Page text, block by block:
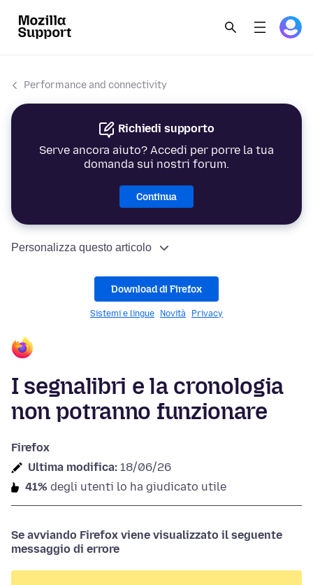
Performance and connectivity
Richiedi supporto
Serve ancora aiuto? Accedi per porre la tua
domanda sui nostri forum.
Continua
Personalizza questo articolo
Download di Firefox
Sistemi e lingue Novità Privacy
I segnalibri e la cronologia
non potranno funzionare
Firefox
Ultima modifica: 18/06/26
41% degli utenti lo ha giudicato utile
Se avviando Firefox viene visualizzato il seguente
messaggio di errore